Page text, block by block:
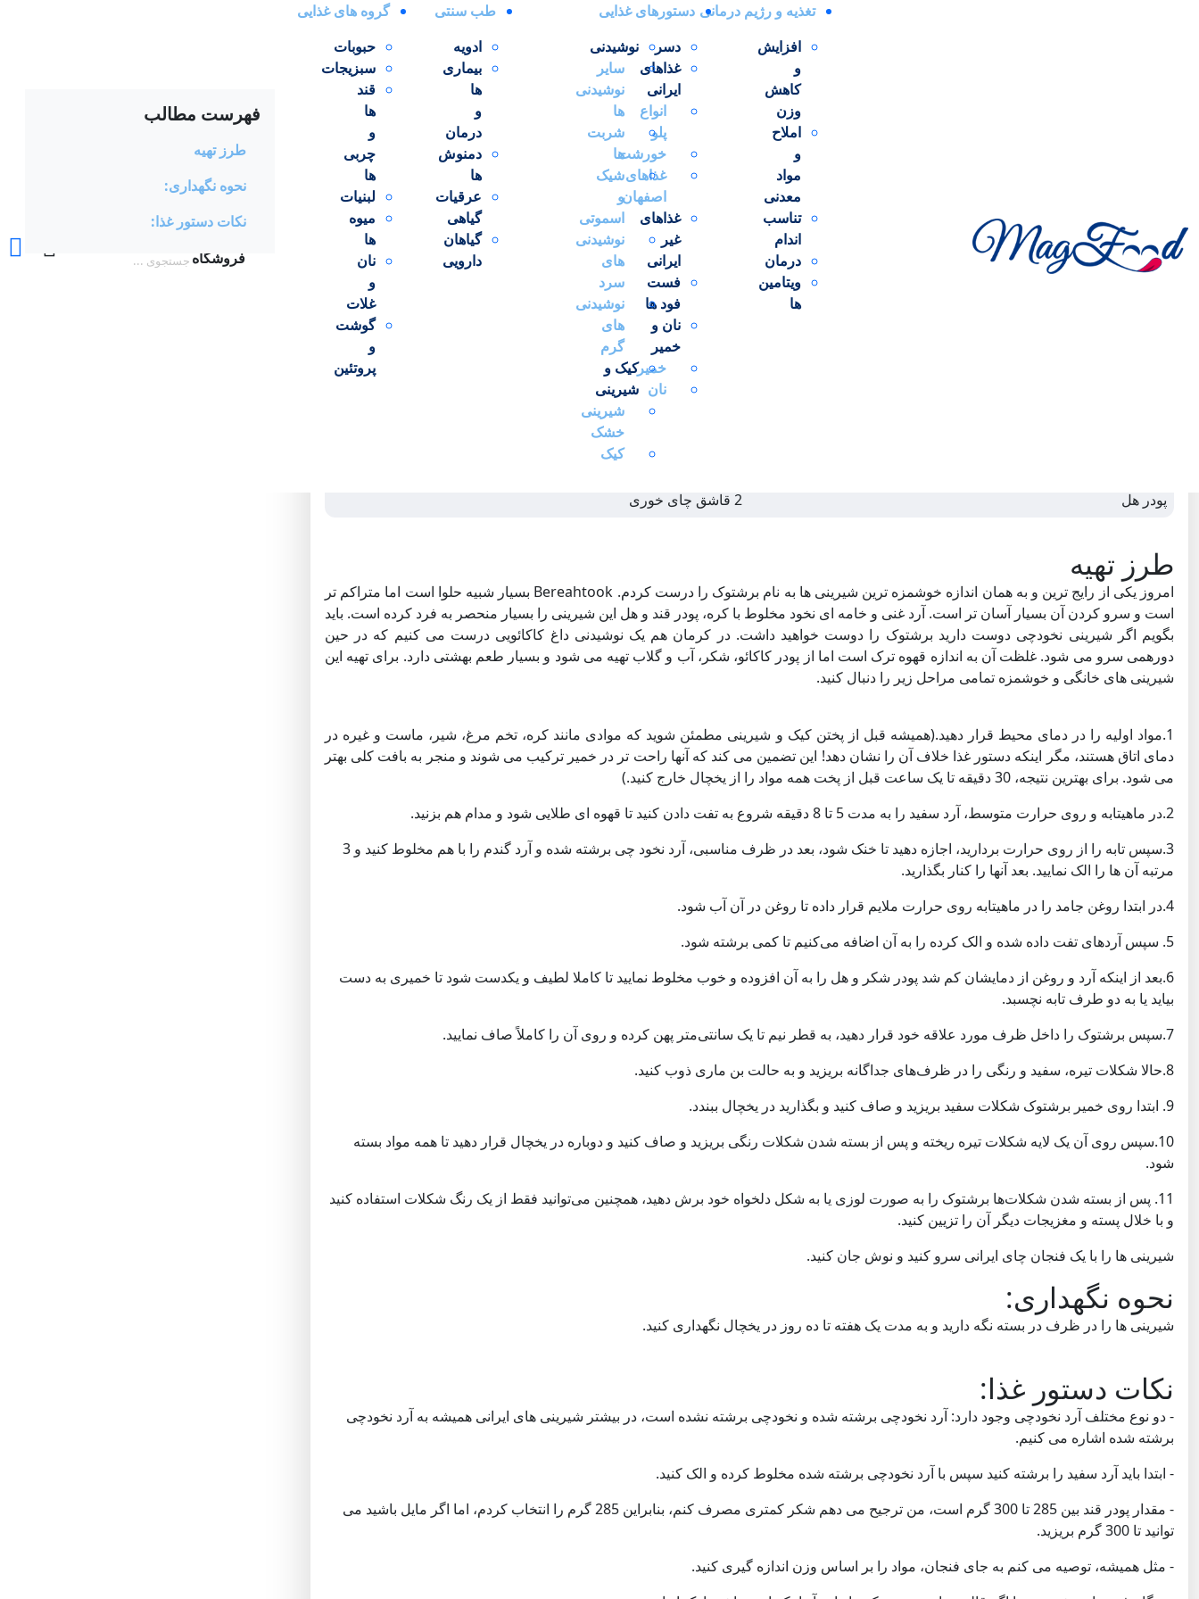
تغذیه و رژیم درمانی
افزایش
و
کاهش
وزن
املاح
و
مواد
معدنی
تناسب
اندام
درمان
ویتامین
ها
دستورهای غذایی
دسر
غذاهای
ایرانی
انواع
پلو
خورشت
غذاهای
اصفهان
غذاهای
غیر
ایرانی
فست
فود ها
نان و
خمیر
خمیر
نان
نوشیدنی
سایر
نوشیدنی
ها
شربت
ها
شیک
و
اسموتی
نوشیدنی
های
سرد
نوشیدنی
های
گرم
کیک و
شیرینی
شیرینی
خشک
کیک
طب سنتی
ادویه
بیماری
ها
و
درمان
دمنوش
ها
عرقیات
گیاهی
گیاهان
دارویی
گروه های غذایی
حبوبات
سبزیجات
قند
ها
و
چربی
ها
لبنیات
میوه
ها
نان
و
غلات
گوشت
و
پروتئین
فروشگاه
شیرینی خشک
magfood.ir/6L
مواد لازم
آرد سه صفر (آرد شیرینی)
به مقدار لازم
پودر هل
2 قاشق چای خوری
طرز تهیه
امروز یکی از رایج ترین و به همان اندازه خوشمزه ترین شیرینی ها به نام برشتوک را درست کردم. Bereahtook بسیار شبیه حلوا است اما متراکم تر
است و سرو کردن آن بسیار آسان تر است. آرد غنی و خامه ای نخود مخلوط با کره، پودر قند و هل این شیرینی را بسیار منحصر به فرد کرده است. باید
بگویم اگر شیرینی نخودچی دوست دارید برشتوک را دوست خواهید داشت. در کرمان هم یک نوشیدنی داغ کاکائویی درست می کنیم که در حین
دورهمی سرو می شود. غلظت آن به اندازه قهوه ترک است اما از پودر کاکائو، شکر، آب و گلاب تهیه می شود و بسیار طعم بهشتی دارد. برای تهیه این
شیرینی های خانگی و خوشمزه تمامی مراحل زیر را دنبال کنید.
1.مواد اولیه را در دمای محیط قرار دهید.(همیشه قبل از پختن کیک و شیرینی مطمئن شوید که موادی مانند کره، تخم مرغ، شیر، ماست و غیره در
دمای اتاق هستند، مگر اینکه دستور غذا خلاف آن را نشان دهد! این تضمین می کند که آنها راحت تر در خمیر ترکیب می شوند و منجر به بافت کلی بهتر
می شود. برای بهترین نتیجه، 30 دقیقه تا یک ساعت قبل از پخت همه مواد را از یخچال خارج کنید.)
2.در ماهیتابه و روی حرارت متوسط، آرد سفید را به مدت 5 تا 8 دقیقه شروع به تفت دادن کنید تا قهوه ای طلایی شود و مدام هم بزنید.
3.سپس تابه را از روی حرارت بردارید، اجازه دهید تا خنک شود، بعد در ظرف مناسبی، آرد نخود چی برشته شده و آرد گندم را با هم مخلوط کنید و 3
مرتبه آن ها را الک نمایید. بعد آنها را کنار بگذارید.
4.در ابتدا روغن جامد را در ماهیتابه روی حرارت ملایم قرار داده تا روغن در آن آب شود.
5. سپس آردهای تفت داده شده و الک کرده را به آن اضافه می‌کنیم تا کمی برشته شود.
6.بعد از اینکه آرد و روغن از دمایشان کم شد پودر شکر و هل را به آن افزوده و خوب مخلوط نمایید تا کاملا لطیف و یکدست شود تا خمیری به دست
بیاید یا به دو طرف تابه نچسبد.
7.سپس برشتوک را داخل ظرف مورد علاقه خود قرار دهید، به قطر نیم تا یک سانتی‌متر پهن کرده و روی آن را کاملاً صاف نمایید.
8.حالا شکلات تیره، سفید و رنگی را در ظرف‌های جداگانه بریزید و به حالت بن ماری ذوب کنید.
9. ابتدا روی خمیر برشتوک شکلات سفید بریزید و صاف کنید و بگذارید در یخچال ببندد.
10.سپس روی آن یک لایه شکلات تیره ریخته و پس از بسته شدن شکلات رنگی بریزید و صاف کنید و دوباره در یخچال قرار دهید تا همه مواد بسته
شود.
11. پس از بسته شدن شکلات‌ها برشتوک را به صورت لوزی یا به شکل دلخواه خود برش دهید، همچنین می‌توانید فقط از یک رنگ شکلات استفاده کنید
و با خلال پسته و مغزیجات دیگر آن را تزیین کنید.
شیرینی ها را با یک فنجان چای ایرانی سرو کنید و نوش جان کنید.
نحوه نگهداری:
شیرینی ها را در ظرف در بسته نگه دارید و به مدت یک هفته تا ده روز در یخچال نگهداری کنید.
نکات دستور غذا:
- دو نوع مختلف آرد نخودچی وجود دارد: آرد نخودچی برشته شده و نخودچی برشته نشده است، در بیشتر شیرینی های ایرانی همیشه به آرد نخودچی
برشته شده اشاره می کنیم.
- ابتدا باید آرد سفید را برشته کنید سپس با آرد نخودچی برشته شده مخلوط کرده و الک کنید.
- مقدار پودر قند بین 285 تا 300 گرم است، من ترجیح می دهم شکر کمتری مصرف کنم، بنابراین 285 گرم را انتخاب کردم، اما اگر مایل باشید می
توانید تا 300 گرم بریزید.
- مثل همیشه، توصیه می کنم به جای فنجان، مواد را بر اساس وزن اندازه گیری کنید.
فهرست مطالب
طرز تهیه
نحوه نگهداری:
نکات دستور غذا: